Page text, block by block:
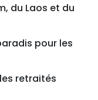
du Laos et du
pour les
retraités